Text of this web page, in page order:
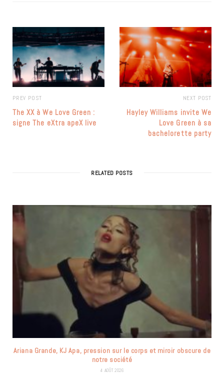
PREV POST
The XX à We Love Green :
signe The eXtra apeX live
NEXT POST
Hayley Williams invite We
Love Green à sa
bachelorette party
RELATED POSTS
Ariana Grande, KJ Apa, pression sur le corps et miroir obscure de
notre société
4 AOÛT 2026